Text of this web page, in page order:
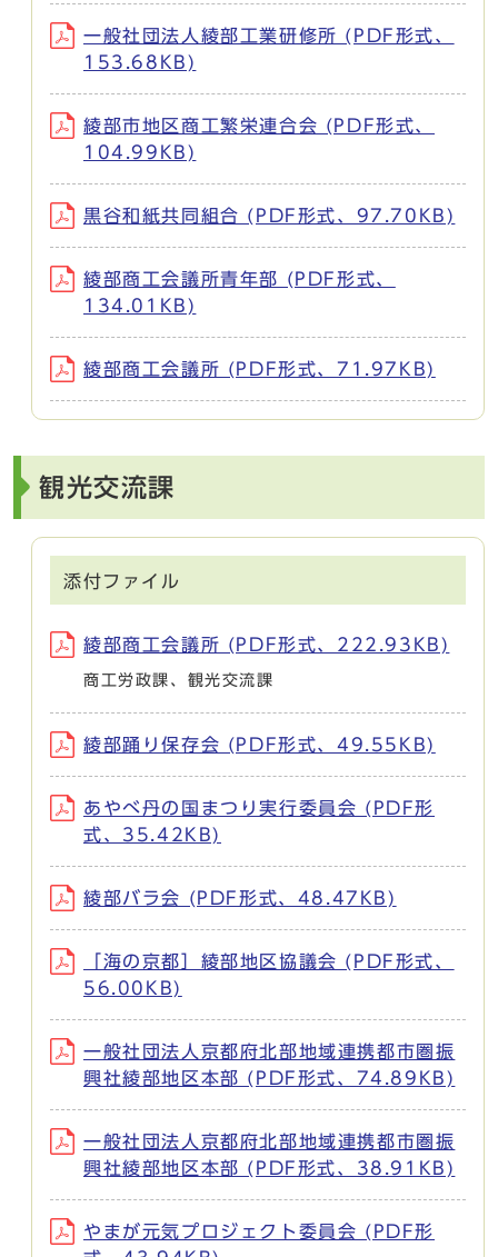
一般社団法人綾部工業研修所 (PDF形式、
153.68KB)
綾部市地区商工繁栄連合会 (PDF形式、
104.99KB)
黒谷和紙共同組合 (PDF形式、97.70KB)
綾部商工会議所青年部 (PDF形式、
134.01KB)
綾部商工会議所 (PDF形式、71.97KB)
観光交流課
添付ファイル
綾部商工会議所 (PDF形式、222.93KB)
商工労政課、観光交流課
綾部踊り保存会 (PDF形式、49.55KB)
あやべ丹の国まつり実行委員会 (PDF形
式、35.42KB)
綾部バラ会 (PDF形式、48.47KB)
「海の京都］綾部地区協議会 (PDF形式、
56.00KB)
一般社団法人京都府北部地域連携都市圏振
興社綾部地区本部 (PDF形式、74.89KB)
一般社団法人京都府北部地域連携都市圏振
興社綾部地区本部 (PDF形式、38.91KB)
やまが元気プロジェクト委員会 (PDF形